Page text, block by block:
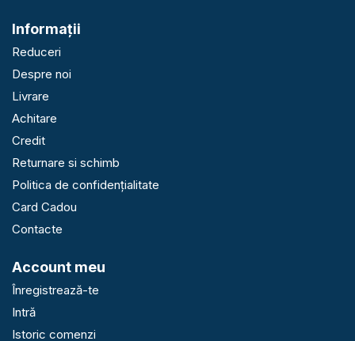
Informaţii
Reduceri
Despre noi
Livrare
Achitare
Credit
Returnare si schimb
Politica de confidențialitate
Card Cadou
Contacte
Account meu
Înregistrează-te
Intră
Istoric comenzi